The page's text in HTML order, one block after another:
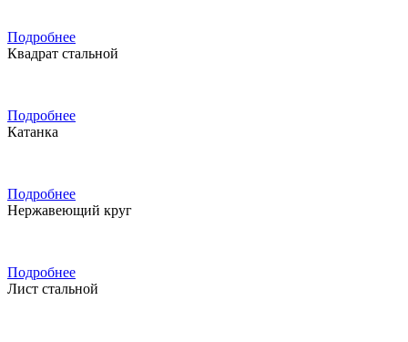
Подробнее
Квадрат стальной
Подробнее
Катанка
Подробнее
Нержавеющий круг
Подробнее
Лист стальной